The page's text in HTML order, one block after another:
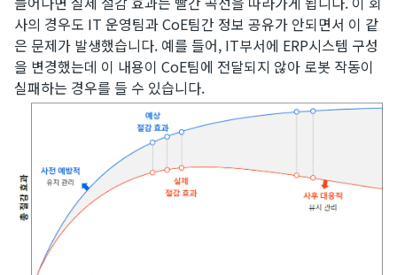
사의 경우도 IT 운영팀과 CoE팀간 정보 공유가 안되면서 이 같
은 문제가 발생했습니다. 예를 들어, IT부서에 ERP시스템 구성
을 변경했는데 이 내용이 CoE팀에 전달되지 않아 로봇 작동이
실패하는 경우를 들 수 있습니다.